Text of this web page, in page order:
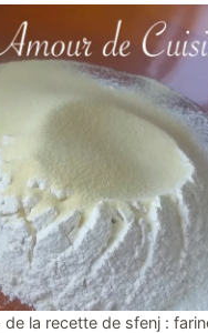
de la recette de sfenj :